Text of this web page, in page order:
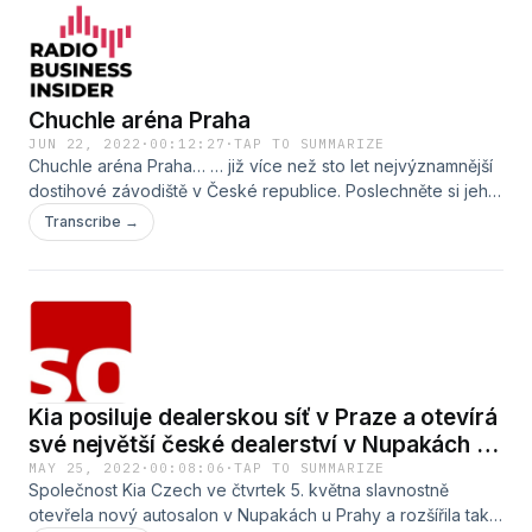
podcastu.
právě ve startupu.
Chuchle aréna Praha
JUN 22, 2022 · 00:12:27 ·TAP TO SUMMARIZE
Chuchle aréna Praha… … již více než sto let nejvýznamnější
dostihové závodiště v České republice. Poslechněte si jeho
současný příběh… Jak vypadá zákulisí parkurových
závodů? Co to vlastně parkurový závod je? Jak se člověk
Transcribe →
Kia posiluje dealerskou síť v Praze a otevírá
své největší české dealerství v Nupakách u
Prahy.
MAY 25, 2022 · 00:08:06 ·TAP TO SUMMARIZE
Společnost Kia Czech ve čtvrtek 5. května slavnostně
otevřela nový autosalon v Nupakách u Prahy a rozšířila tak